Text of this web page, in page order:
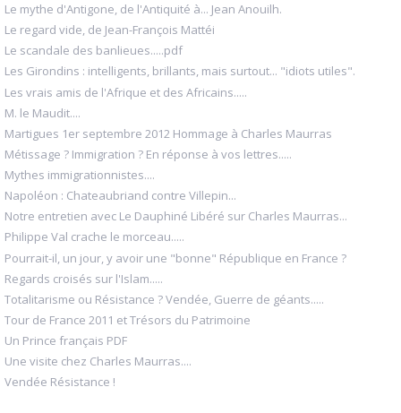
Le mythe d'Antigone, de l'Antiquité à... Jean Anouilh.
Le regard vide, de Jean-François Mattéi
Le scandale des banlieues.....pdf
Les Girondins : intelligents, brillants, mais surtout... "idiots utiles".
Les vrais amis de l'Afrique et des Africains.....
M. le Maudit....
Martigues 1er septembre 2012 Hommage à Charles Maurras
Métissage ? Immigration ? En réponse à vos lettres.....
Mythes immigrationnistes....
Napoléon : Chateaubriand contre Villepin...
Notre entretien avec Le Dauphiné Libéré sur Charles Maurras...
Philippe Val crache le morceau.....
Pourrait-il, un jour, y avoir une "bonne" République en France ?
Regards croisés sur l'Islam.....
Totalitarisme ou Résistance ? Vendée, Guerre de géants.....
Tour de France 2011 et Trésors du Patrimoine
Un Prince français PDF
Une visite chez Charles Maurras....
Vendée Résistance !